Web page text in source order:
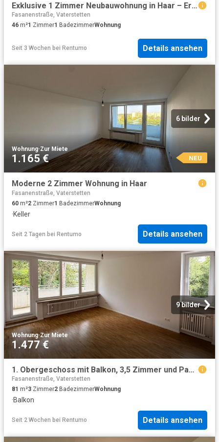
Exklusive 1 Zimmer Neubauwohnung in Haar – Erstbezugsniveau & Top Anbindung
Fasanenstraße, Vaterstetten
46 m²1 Zimmer1 BadezimmerWohnung
Seit 3 Wochen bei Rentumo Details ansehen
6 bilder
Wohnung·Zur Miete
1.165 € NEU
Moderne 2 Zimmer Wohnung in Haar
Fasanenstraße, Vaterstetten
60 m²2 Zimmer1 BadezimmerWohnung
·Keller
Seit 2 Tagen bei Rentumo Details ansehen
9 bilder
Wohnung·Zur Miete
1.477 €
1. Obergeschoss mit Balkon, 3,5 Zimmer und Parkett in München – Ferdinand Kobell Straße
Fasanenstraße, Vaterstetten
81 m²3 Zimmer2 BadezimmerWohnung
·Balkon
Seit 2 Wochen bei Rentumo Details ansehen